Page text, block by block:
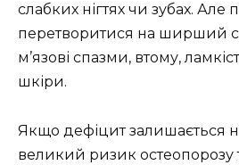
слабких нігтях чи зубах. Але
перетворитися на ширший
м’язові спазми, втому,
шкіри.
Якщо дефіцит залишається
великий ризик остеопорозу